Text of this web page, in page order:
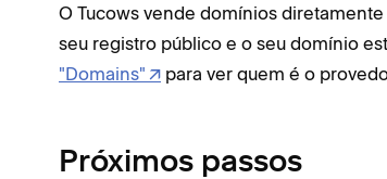
O Tucows vende domínios
seu registro público e o seu domínio
"Domains"
para ver quem é o
Próximos passos